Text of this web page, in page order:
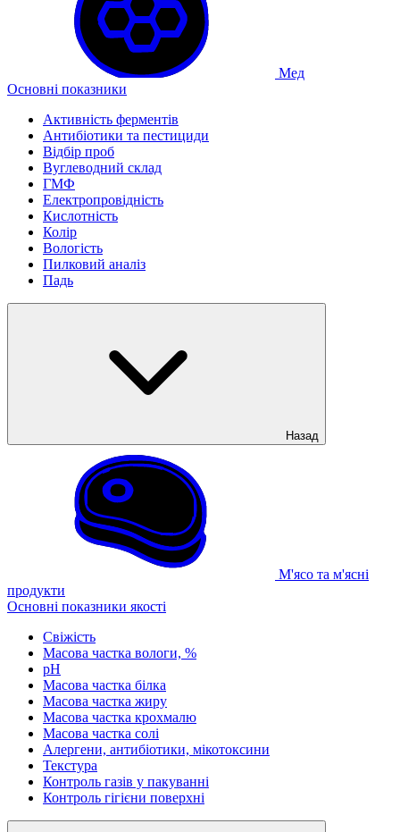
Мед
Основні показники
Активність ферментів
Антибіотики та пестициди
Відбір проб
Вуглеводний склад
ГМФ
Електропровідність
Кислотність
Колір
Вологість
Пилковий аналіз
Падь
Назад
М'ясо та м'ясні
продукти
Основні показники якості
Свіжість
Масова частка вологи, %
рН
Масова частка білка
Масова частка жиру
Масова частка крохмалю
Масова частка солі
Алергени, антибіотики, мікотоксини
Текстура
Контроль газів у пакуванні
Контроль гігієни поверхні